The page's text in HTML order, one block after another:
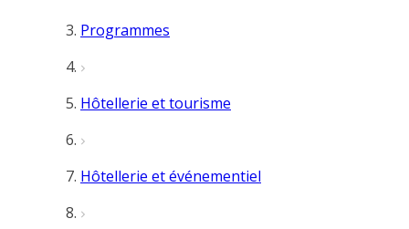
Programmes
Hôtellerie et tourisme
Hôtellerie et événementiel